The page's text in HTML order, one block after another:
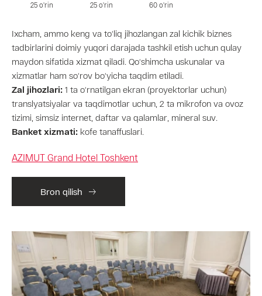
25 o'rin
25 o'rin
60 o'rin
Ixcham, ammo keng va to‘liq jihozlangan zal kichik biznes
tadbirlarini doimiy yuqori darajada tashkil etish uchun qulay
maydon sifatida xizmat qiladi. Qo‘shimcha uskunalar va
xizmatlar ham so‘rov bo‘yicha taqdim etiladi.
Zal jihozlari: 1 ta o‘rnatilgan ekran (proyektorlar uchun)
translyatsiyalar va taqdimotlar uchun, 2 ta mikrofon va ovoz
tizimi, simsiz internet, daftar va qalamlar, mineral suv.
Banket xizmati: kofe tanaffuslari.
AZIMUT Grand Hotel Toshkent
Bron qilish